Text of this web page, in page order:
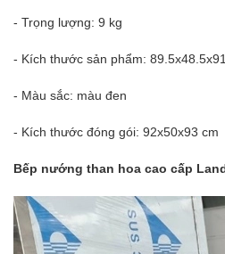
- Trọng lượng: 9 kg
- Kích thước sản phẩm:
- Màu sắc: màu đen
- Kích thước đóng gói: 92x50x93 cm
Bếp nướng than hoa cao cấp